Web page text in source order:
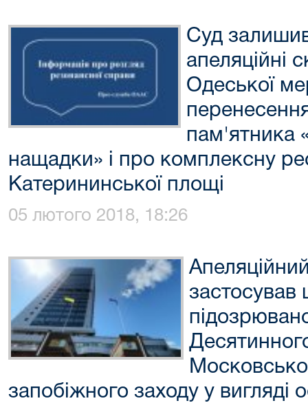
Суд
апеляційні
Одеської
пам'ятника
нащадки» і про комплексну
Катерининської площі
05 лютого 2018, 18:26
запобіжного заходу у вигляді